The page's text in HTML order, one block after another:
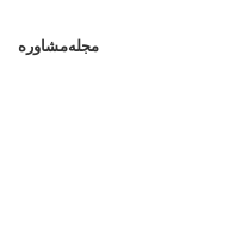
مجلهمشاوره